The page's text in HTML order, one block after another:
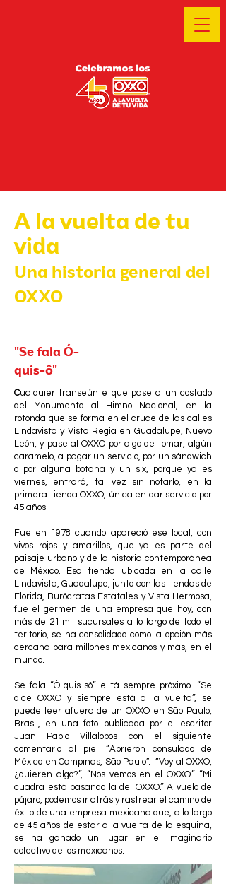
A la vuelta de tu
vida
Una historia general del
OXXO
Cualquier transeúnte que pase a un costado
del Monumento al Himno Nacional, en la
rotonda que se forma en el cruce de las calles
Lindavista y Vista Regia en Guadalupe, Nuevo
León, y pase al OXXO por algo de tomar, algún
caramelo, a pagar un servicio, por un sándwich
o por alguna botana y un six, porque ya es
viernes, entrará, tal vez sin notarlo, en la
primera tienda OXXO, única en dar servicio por
45 años.
Fue en 1978 cuando apareció ese local, con
vivos rojos y amarillos, que ya es parte del
paisaje urbano y de la historia contemporánea
de México. Esa tienda ubicada en la calle
Lindavista, Guadalupe, junto con las tiendas de
Florida, Burócratas Estatales y Vista Hermosa,
fue el germen de una empresa que hoy, con
más de 21 mil sucursales a lo largo de todo el
teritorio, se ha consolidado como la opción más
cercana para millones mexicanos y más, en el
mundo.
Se fala “Ó-quis-sô” e tá sempre próximo. “Se
dice OXXO y siempre está a la vuelta”, se
puede leer afuera de un OXXO en São Paulo,
Brasil, en una foto publicada por el escritor
Juan Pablo Villalobos con el siguiente
comentario al pie: “Abrieron consulado de
México en Campinas, São Paulo”. “Voy al OXXO,
¿quieren algo?”, “Nos vemos en el OXXO.” “Mi
cuadra está pasando la del OXXO.” A vuelo de
pájaro, podemos ir atrás y rastrear el camino de
éxito de una empresa mexicana que, a lo largo
de 45 años de estar a la vuelta de la esquina,
se ha ganado un lugar en el imaginario
colectivo de los mexicanos.
"Se fala Ó-
quis-ô"